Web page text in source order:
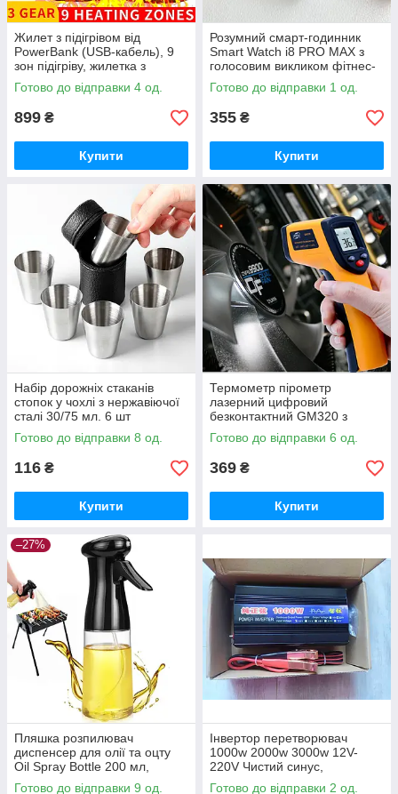
Жилет з підігрівом від
PowerBank (USB-кабель), 9
зон підігріву, жилетка з
підігрівом
Готово до відправки 4 од.
899 ₴
Купити
Розумний смарт-годинник
Smart Watch i8 PRO MAX з
голосовим викликом фітнес-
трекер пульсометр тонометр.
Білий
Готово до відправки 1 од.
355 ₴
Купити
Набір дорожніх стаканів
стопок у чохлі з нержавіючої
сталі 30/75 мл. 6 шт
Готово до відправки 8 од.
116 ₴
Купити
Термометр пірометр
лазерний цифровий
безконтактний GM320 з
підсвіткою
Готово до відправки 6 од.
369 ₴
Купити
–27%
Пляшка розпилювач
диспенсер для олії та оцту
Oil Spray Bottle 200 мл,
Чорний
Готово до відправки 9 од.
Інвертор перетворювач
1000w 2000w 3000w 12V-
220V Чистий синус,
найкраща якість
Готово до відправки 2 од.